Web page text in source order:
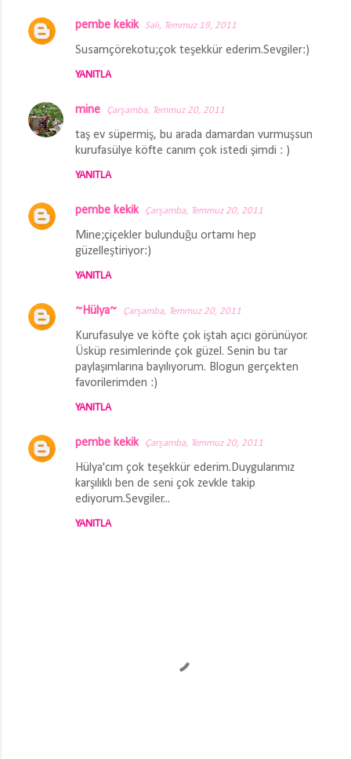
pembe kekik Salı, Temmuz 19, 2011
Susamçörekotu;çok teşekkür ederim.Sevgiler:)
YANITLA
mine Çarşamba, Temmuz 20, 2011
taş ev süpermiş, bu arada damardan vurmuşsun
kurufasülye köfte canım çok istedi şimdi : )
YANITLA
pembe kekik Çarşamba, Temmuz 20, 2011
Mine;çiçekler bulunduğu ortamı hep
güzelleştiriyor:)
YANITLA
~Hülya~ Çarşamba, Temmuz 20, 2011
Kurufasulye ve köfte çok iştah açıcı görünüyor.
Üsküp resimlerinde çok güzel. Senin bu tar
paylaşımlarına bayılıyorum. Blogun gerçekten
favorilerimden :)
YANITLA
pembe kekik Çarşamba, Temmuz 20, 2011
Hülya'cım çok teşekkür ederim.Duygularımız
karşılıklı ben de seni çok zevkle takip
ediyorum.Sevgiler...
YANITLA